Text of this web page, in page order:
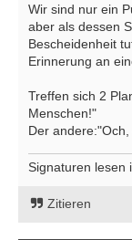
Wir sind nur ein
aber als dessen
Bescheidenheit
Erinnerung an
Treffen sich 2
Menschen!"
Der
Signaturen lesen
Zitieren